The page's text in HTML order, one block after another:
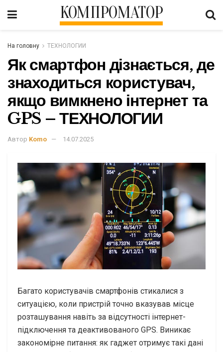
КОМПРОМАТОР
На головну ТЕХНОЛОГИИ
Як смартфон дізнається, де
знаходиться користувач,
якщо вимкнено інтернет та
GPS – ТЕХНОЛОГИИ
Автор Komo 14.07.2025
Багато користувачів смартфонів стикалися з
ситуацією, коли пристрій точно вказував місце
розташування навіть за відсутності інтернет-
підключення та деактивованого GPS. Виникає
закономірне питання: як гаджет отримує такі дані